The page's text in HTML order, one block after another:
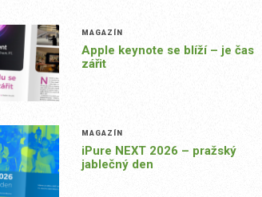
MAGAZÍN
Apple keynote se blíží – je čas
zářit
MAGAZÍN
iPure NEXT 2026 – pražský
jablečný den